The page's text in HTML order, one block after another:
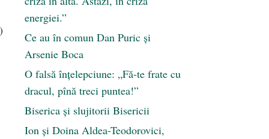
energiei.”
Ce au în comun Dan Puric şi
Arsenie Boca
O falsă înțelepciune: „Fă-te frate cu
dracul, pînă treci puntea!”
Biserica și slujitorii Bisericii
Ion și Doina Aldea-Teodorovici,